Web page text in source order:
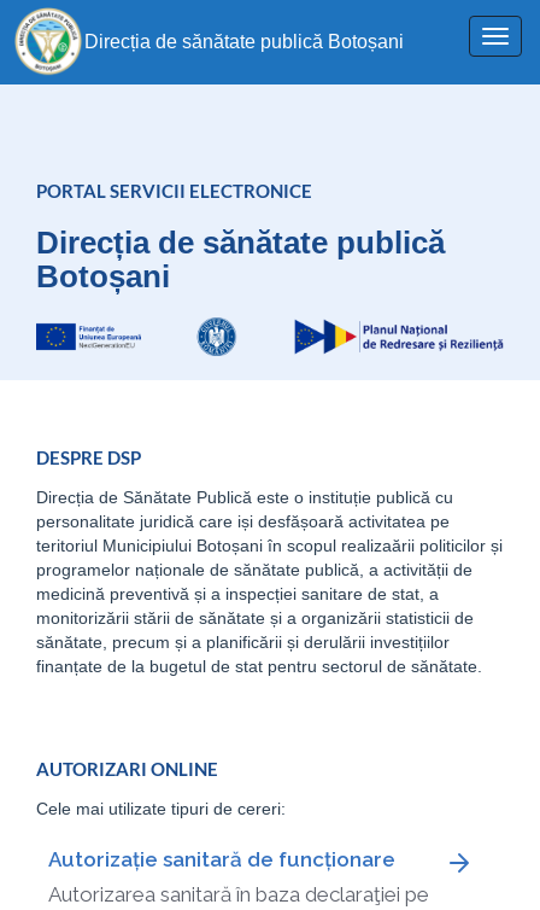
Direcția de sănătate publică Botoșani
PORTAL SERVICII ELECTRONICE
Direcția de sănătate publică
Botoșani
DESPRE DSP
Direcția de Sănătate Publică este o instituție publică cu
personalitate juridică care iși desfășoară activitatea pe
teritoriul Municipiului Botoșani în scopul realizaării politicilor și
programelor naționale de sănătate publică, a activității de
medicină preventivă și a inspecției sanitare de stat, a
monitorizării stării de sănătate și a organizării statisticii de
sănătate, precum și a planificării și derulării investițiilor
finanțate de la bugetul de stat pentru sectorul de sănătate.
AUTORIZARI ONLINE
Cele mai utilizate tipuri de cereri:
Autorizație sanitară de funcționare
Autorizarea sanitară în baza declaraţiei pe